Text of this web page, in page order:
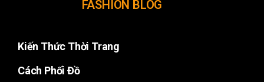
FASHION BLOG
Kiến Thức Thời Trang
Cách Phối Đồ